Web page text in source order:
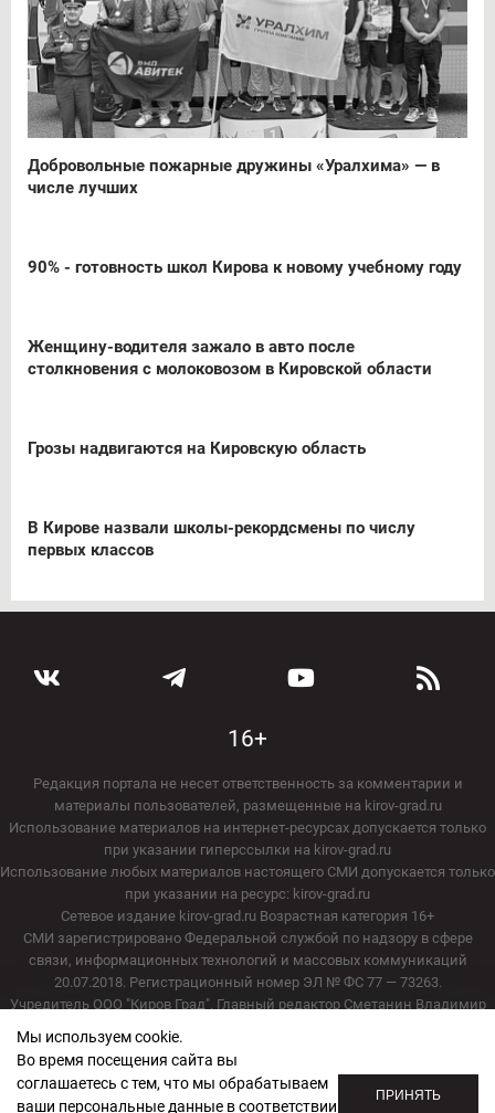
Добровольные пожарные дружины «Уралхима» — в
числе лучших
90% - готовность школ Кирова к новому учебному году
Женщину-водителя зажало в авто после
столкновения с молоковозом в Кировской области
Грозы надвигаются на Кировскую область
В Кирове назвали школы-рекордсмены по числу
первых классов
16+
Редакция портала не несет ответственность за комментарии и
материалы пользователей, размещенные на kirov-grad.ru
Использование материалов на интернет-ресурсах допускается только
при указании гиперссылки на kirov-grad.ru
Использование любых материалов настоящего СМИ допускается только
при указании на ресурс: kirov-grad.ru
Сетевое издание kirov-grad.ru Возрастная категория 16+
СМИ зарегистрировано Федеральной службой по надзору в сфере
связи, информационных технологий и массовых коммуникаций
20.07.2018. Регистрационный номер ЭЛ № ФС 77 — 73263.
Учредитель ООО "Киров Град". Главный редактор Сметанин Владимир
Адрес редакции: 610000, Кировская область, г. Киров, ул. Московская, д.
40, офис 2/1. Телефон редакции: (8332) 211-101
Мы используем cookie.
Во время посещения сайта вы
соглашаетесь с тем, что мы обрабатываем
ваши персональные данные в соответствии
ПРИНЯТЬ